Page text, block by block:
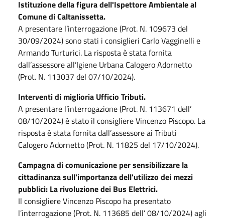
Istituzione della figura dell'Ispettore Ambientale al
Comune di Caltanissetta.
A presentare l’interrogazione (Prot. N. 109673 del
30/09/2024) sono stati i consiglieri Carlo Vagginelli e
Armando Turturici. La risposta è stata fornita
dall’assessore all’Igiene Urbana Calogero Adornetto
(Prot. N. 113037 del 07/10/2024).
Interventi di miglioria Ufficio Tributi.
A presentare l’interrogazione (Prot. N. 113671 dell’
08/10/2024) è stato il consigliere Vincenzo Piscopo. La
risposta è stata fornita dall’assessore ai Tributi
Calogero Adornetto (Prot. N. 11825 del 17/10/2024).
Campagna di comunicazione per sensibilizzare la
cittadinanza sull'importanza dell'utilizzo dei mezzi
pubblici: La rivoluzione dei Bus Elettrici.
Il consigliere Vincenzo Piscopo ha presentato
l’interrogazione (Prot. N. 113685 dell’ 08/10/2024) agli